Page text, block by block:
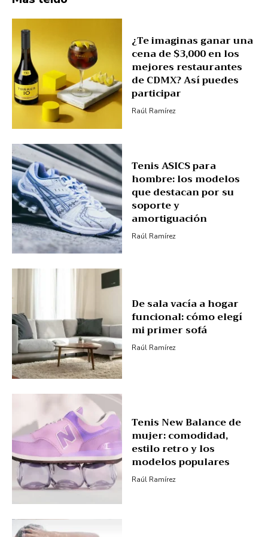
¿Te imaginas ganar una
cena de $3,000 en los
mejores restaurantes
de CDMX? Así puedes
participar
Raúl Ramírez
Tenis ASICS para
hombre: los modelos
que destacan por su
soporte y
amortiguación
Raúl Ramírez
De sala vacía a hogar
funcional: cómo elegí
mi primer sofá
Raúl Ramírez
Tenis New Balance de
mujer: comodidad,
estilo retro y los
modelos populares
Raúl Ramírez